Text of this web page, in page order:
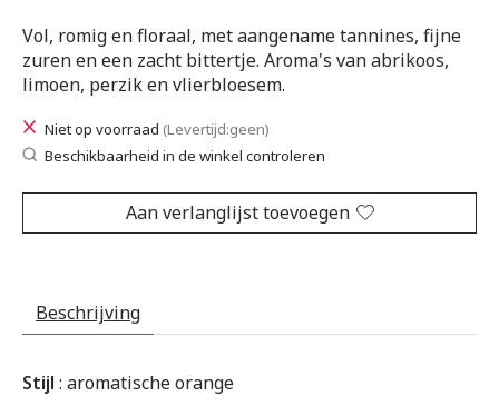
Vol, romig en floraal, met aangename tannines, fijne
zuren en een zacht bittertje. Aroma's van abrikoos,
limoen, perzik en vlierbloesem.
Niet op voorraad (Levertijd:geen)
Beschikbaarheid in de winkel controleren
Aan verlanglijst toevoegen
Beschrijving
Stijl : aromatische orange